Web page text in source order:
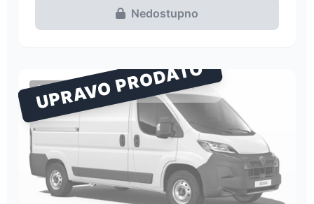
Nedostupno
UPRAVO PRODATO
TERETNO VOZILO